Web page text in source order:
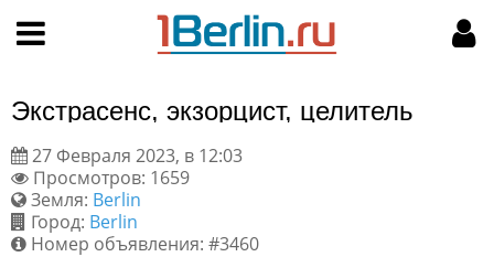
Поиск
Пользовательское соглашение
Правила доски объявлений
МОЙ АККАУНТ
Мои объявления
Экстрасенс, экзорцист, целитель
27 Февраля 2023, в 12:03
Просмотров: 1659
Земля: Berlin
Город: Berlin
Номер объявления: #3460